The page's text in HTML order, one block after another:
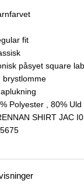
fit
påsyet square
brystlomme
Polyester
, 80% Uld
SHIRT JAC